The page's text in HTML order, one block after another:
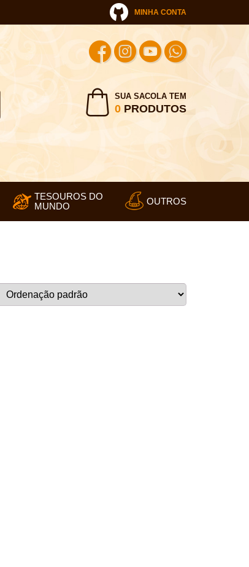
MINHA CONTA
SUA SACOLA TEM
0PRODUTOS
TESOUROS DO
MUNDO
OUTROS